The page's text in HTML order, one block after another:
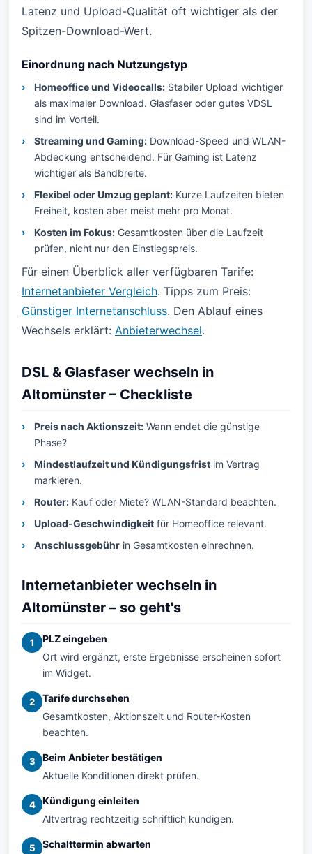
Latenz und Upload-Qualität oft wichtiger als der
Spitzen-Download-Wert.
Einordnung nach Nutzungstyp
Homeoffice und Videocalls: Stabiler Upload wichtiger
als maximaler Download. Glasfaser oder gutes VDSL
sind im Vorteil.
Streaming und Gaming: Download-Speed und WLAN-
Abdeckung entscheidend. Für Gaming ist Latenz
wichtiger als Bandbreite.
Flexibel oder Umzug geplant: Kurze Laufzeiten bieten
Freiheit, kosten aber meist mehr pro Monat.
Kosten im Fokus: Gesamtkosten über die Laufzeit
prüfen, nicht nur den Einstiegspreis.
Für einen Überblick aller verfügbaren Tarife:
Internetanbieter Vergleich. Tipps zum Preis:
Günstiger Internetanschluss. Den Ablauf eines
Wechsels erklärt: Anbieterwechsel.
DSL & Glasfaser wechseln in
Altomünster – Checkliste
Preis nach Aktionszeit: Wann endet die günstige
Phase?
Mindestlaufzeit und Kündigungsfrist im Vertrag
markieren.
Router: Kauf oder Miete? WLAN-Standard beachten.
Upload-Geschwindigkeit für Homeoffice relevant.
Anschlussgebühr in Gesamtkosten einrechnen.
Internetanbieter wechseln in
Altomünster – so geht's
1
PLZ eingeben
Ort wird ergänzt, erste Ergebnisse erscheinen sofort
im Widget.
2
Tarife durchsehen
Gesamtkosten, Aktionszeit und Router-Kosten
beachten.
3
Beim Anbieter bestätigen
Aktuelle Konditionen direkt prüfen.
4
Kündigung einleiten
Altvertrag rechtzeitig schriftlich kündigen.
5
Schalttermin abwarten